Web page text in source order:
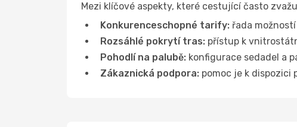
Mezi klíčové aspekty, které cestující často
Konkurenceschopné tarify: řada
Rozsáhlé pokrytí tras: přístup k
Pohodlí na palubě: konfigurace sedadel a
Zákaznická podpora: pomoc je k